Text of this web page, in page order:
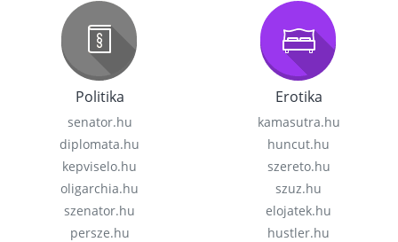
Politika
senator.hu
diplomata.hu
kepviselo.hu
oligarchia.hu
szenator.hu
persze.hu
Erotika
kamasutra.hu
huncut.hu
szereto.hu
szuz.hu
elojatek.hu
hustler.hu